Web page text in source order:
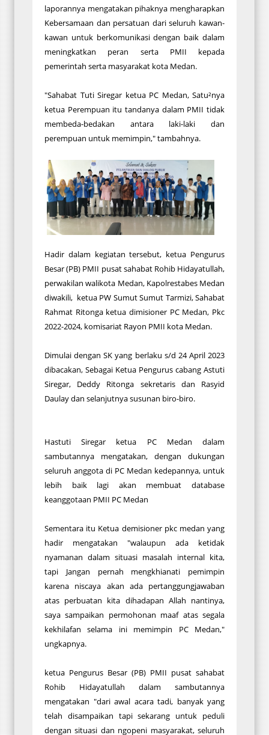
laporannya mengatakan pihaknya mengharapkan
Kebersamaan dan persatuan dari seluruh kawan-
kawan untuk berkomunikasi dengan baik dalam
meningkatkan peran serta PMII kepada
pemerintah serta masyarakat kota Medan.
"Sahabat Tuti Siregar ketua PC Medan, Satu²nya
ketua Perempuan itu tandanya dalam PMII tidak
membeda-bedakan antara laki-laki dan
perempuan untuk memimpin," tambahnya.
Hadir dalam kegiatan tersebut, ketua Pengurus
Besar (PB) PMII pusat sahabat Rohib Hidayatullah,
perwakilan walikota Medan, Kapolrestabes Medan
diwakili, ketua PW Sumut Sumut Tarmizi, Sahabat
Rahmat Ritonga ketua dimisioner PC Medan, Pkc
2022-2024, komisariat Rayon PMII kota Medan.
Dimulai dengan SK yang berlaku s/d 24 April 2023
dibacakan, Sebagai Ketua Pengurus cabang Astuti
Siregar, Deddy Ritonga sekretaris dan Rasyid
Daulay dan selanjutnya susunan biro-biro.
Hastuti Siregar ketua PC Medan dalam
sambutannya mengatakan, dengan dukungan
seluruh anggota di PC Medan kedepannya, untuk
lebih baik lagi akan membuat database
keanggotaan PMII PC Medan
Sementara itu Ketua demisioner pkc medan yang
hadir mengatakan "walaupun ada ketidak
nyamanan dalam situasi masalah internal kita,
tapi Jangan pernah mengkhianati pemimpin
karena niscaya akan ada pertanggungjawaban
atas perbuatan kita dihadapan Allah nantinya,
saya sampaikan permohonan maaf atas segala
kekhilafan selama ini memimpin PC Medan,"
ungkapnya.
ketua Pengurus Besar (PB) PMII pusat sahabat
Rohib Hidayatullah dalam sambutannya
mengatakan "dari awal acara tadi, banyak yang
telah disampaikan tapi sekarang untuk peduli
dengan situasi dan ngopeni masyarakat, seluruh